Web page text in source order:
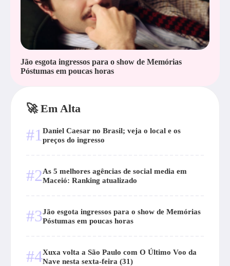
Jão esgota ingressos para o show de Memórias
Póstumas em poucas horas
🚀 Em Alta
#1 Daniel Caesar no Brasil; veja o local e os
preços do ingresso
#2As 5 melhores agências de social media em
Maceió: Ranking atualizado
#3Jão esgota ingressos para o show de Memórias
Póstumas em poucas horas
#4Xuxa volta a São Paulo com O Último Voo da
Nave nesta sexta-feira (31)